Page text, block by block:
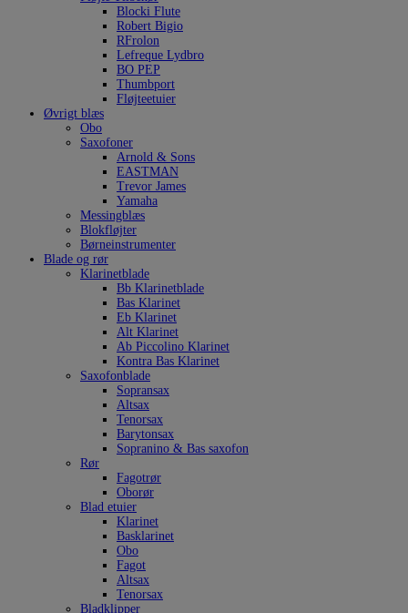
Blocki Flute
Robert Bigio
RFrolon
Lefreque Lydbro
BO PEP
Thumbport
Fløjteetuier
Øvrigt blæs
Obo
Saxofoner
Arnold & Sons
EASTMAN
Trevor James
Yamaha
Messingblæs
Blokfløjter
Børneinstrumenter
Blade og rør
Klarinetblade
Bb Klarinetblade
Bas Klarinet
Eb Klarinet
Alt Klarinet
Ab Piccolino Klarinet
Kontra Bas Klarinet
Saxofonblade
Sopransax
Altsax
Tenorsax
Barytonsax
Sopranino & Bas saxofon
Rør
Fagotrør
Oborør
Blad etuier
Klarinet
Basklarinet
Obo
Fagot
Altsax
Tenorsax
Bladklipper